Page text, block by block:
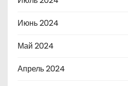
Июнь 2024
Май 2024
Апрель 2024